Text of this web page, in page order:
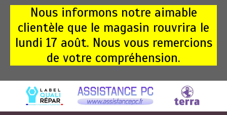
Aller
contenu
Nous informons notre aimable
clientèle que le magasin rouvrira le
lundi 17 août. Nous vous remercions
de votre compréhension.